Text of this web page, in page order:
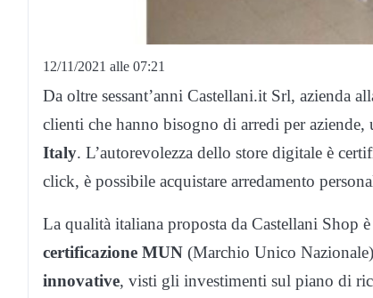
12/11/2021 alle 07:21
Da oltre sessant’anni Castellani.it Srl, azienda
clienti che hanno bisogno di arredi per
Italy. L’autorevolezza dello store digitale è
click, è possibile acquistare arredamento
La qualità italiana proposta da Castellani Shop
certificazione MUN (Marchio Unico
innovative, visti gli investimenti sul piano di